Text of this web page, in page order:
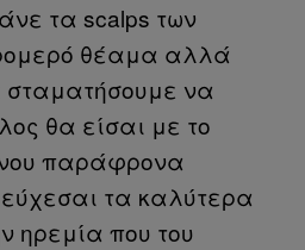
τα scalps των
θέαμα αλλά
να
θα είσαι με το
παράφρονα
τα καλύτερα
ηρεμία που του